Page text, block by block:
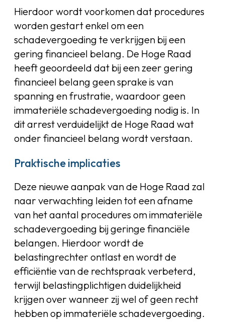
Hierdoor wordt voorkomen dat procedures
worden gestart enkel om een
schadevergoeding te verkrijgen bij een
gering financieel belang. De Hoge Raad
heeft geoordeeld dat bij een zeer gering
financieel belang geen sprake is van
spanning en frustratie, waardoor geen
immateriële schadevergoeding nodig is. In
dit arrest verduidelijkt de Hoge Raad wat
onder financieel belang wordt verstaan.
Praktische implicaties
Deze nieuwe aanpak van de Hoge Raad zal
naar verwachting leiden tot een afname
van het aantal procedures om immateriële
schadevergoeding bij geringe financiële
belangen. Hierdoor wordt de
belastingrechter ontlast en wordt de
efficiëntie van de rechtspraak verbeterd,
terwijl belastingplichtigen duidelijkheid
krijgen over wanneer zij wel of geen recht
hebben op immateriële schadevergoeding.